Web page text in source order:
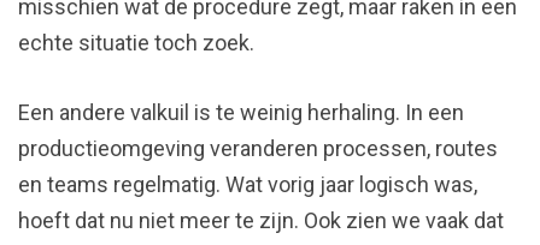
misschien wat de procedure zegt, maar raken in een
echte situatie toch zoek.
Een andere valkuil is te weinig herhaling. In een
productieomgeving veranderen processen, routes
en teams regelmatig. Wat vorig jaar logisch was,
hoeft dat nu niet meer te zijn. Ook zien we vaak dat